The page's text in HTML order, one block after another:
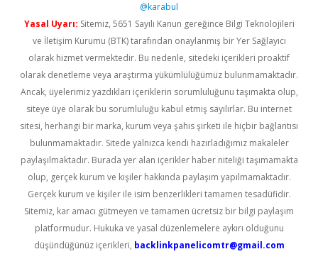
@karabul
Yasal Uyarı: Sitemiz, 5651 Sayılı Kanun gereğince Bilgi Teknolojileri
ve İletişim Kurumu (BTK) tarafından onaylanmış bir Yer Sağlayıcı
olarak hizmet vermektedir. Bu nedenle, sitedeki içerikleri proaktif
olarak denetleme veya araştırma yükümlülüğümüz bulunmamaktadır.
Ancak, üyelerimiz yazdıkları içeriklerin sorumluluğunu taşımakta olup,
siteye üye olarak bu sorumluluğu kabul etmiş sayılırlar. Bu internet
sitesi, herhangi bir marka, kurum veya şahıs şirketi ile hiçbir bağlantısı
bulunmamaktadır. Sitede yalnızca kendi hazırladığımız makaleler
paylaşılmaktadır. Burada yer alan içerikler haber niteliği taşımamakta
olup, gerçek kurum ve kişiler hakkında paylaşım yapılmamaktadır.
Gerçek kurum ve kişiler ile isim benzerlikleri tamamen tesadüfidir.
Sitemiz, kar amacı gütmeyen ve tamamen ücretsiz bir bilgi paylaşım
platformudur. Hukuka ve yasal düzenlemelere aykırı olduğunu
düşündüğünüz içerikleri, backlinkpanelicomtr@gmail.com